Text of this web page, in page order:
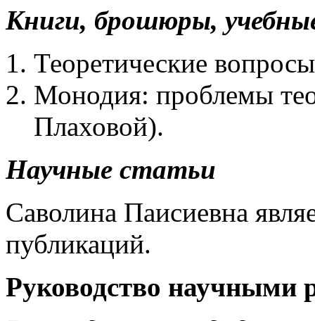
Книги, брошюры,
Теоретические
Монодия: проблемы
Плаховой).
Научные статьи
Саволина Паисиевна
публикаций.
Руководство научными